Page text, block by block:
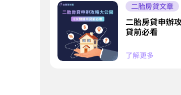
二胎房貸文章
二胎房貸申辦
貸前必看
了解更多